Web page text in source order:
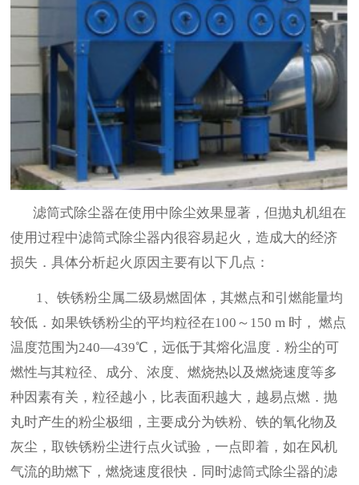
滤筒式除尘器在使用中除尘效果显著，但抛丸机组在
使用过程中滤筒式除尘器内很容易起火，造成大的经济
损失．具体分析起火原因主要有以下几点：
1、铁锈粉尘属二级易燃固体，其燃点和引燃能量均
较低．如果铁锈粉尘的平均粒径在100～150 m 时， 燃点
温度范围为240—439℃，远低于其熔化温度．粉尘的可
燃性与其粒径、成分、浓度、燃烧热以及燃烧速度等多
种因素有关，粒径越小，比表面积越大，越易点燃．抛
丸时产生的粉尘极细，主要成分为铁粉、铁的氧化物及
灰尘，取铁锈粉尘进行点火试验，一点即着，如在风机
气流的助燃下，燃烧速度很快．同时滤筒式除尘器的滤